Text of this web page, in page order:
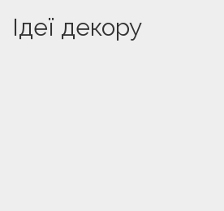
Ідеї декору